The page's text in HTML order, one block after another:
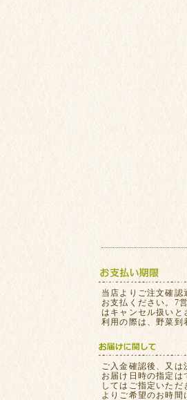
当店よりご注文確認
お支払ください。7
はキャンセル扱いと
利用の際は、野菜到
ご入金確認後、又は
お届け日時の指定は
してはご指定いた
よりご希望のお時間